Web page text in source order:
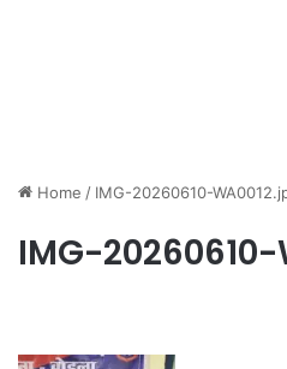
Home / IMG-20260610-
IMG-20260610-